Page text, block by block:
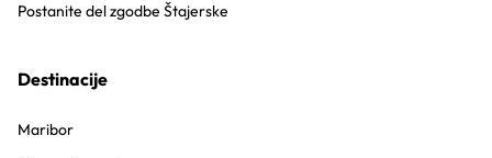
Postanite del zgodbe Štajerske
Destinacije
Maribor